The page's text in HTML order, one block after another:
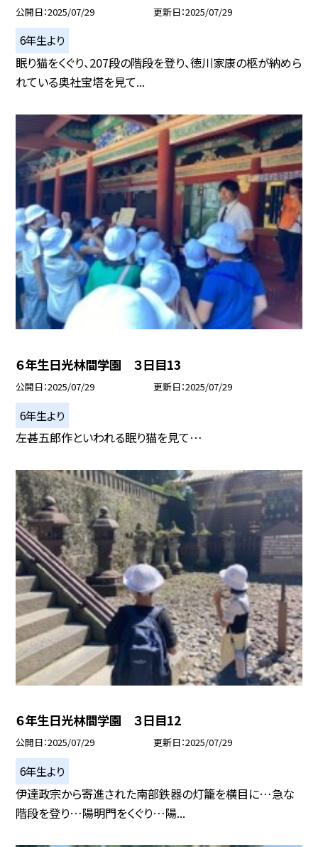
公開日 2025/07/29 更新日 2025/07/29
6年生より
眠り猫をくぐり、207段の階段を登り、徳川家康の柩が納めら
れている奥社宝塔を見て...
６年生日光林間学園 ３日目13
公開日 2025/07/29 更新日 2025/07/29
6年生より
左甚五郎作といわれる眠り猫を見て…
６年生日光林間学園 ３日目12
公開日 2025/07/29 更新日 2025/07/29
6年生より
伊達政宗から寄進された南部鉄器の灯籠を横目に…急な
階段を登り…陽明門をくぐり…陽...